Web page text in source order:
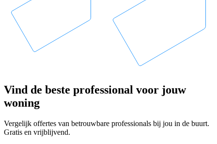
Vind de beste professional voor jouw
woning
Vergelijk offertes van betrouwbare professionals bij jou in de buurt.
Gratis en vrijblijvend.